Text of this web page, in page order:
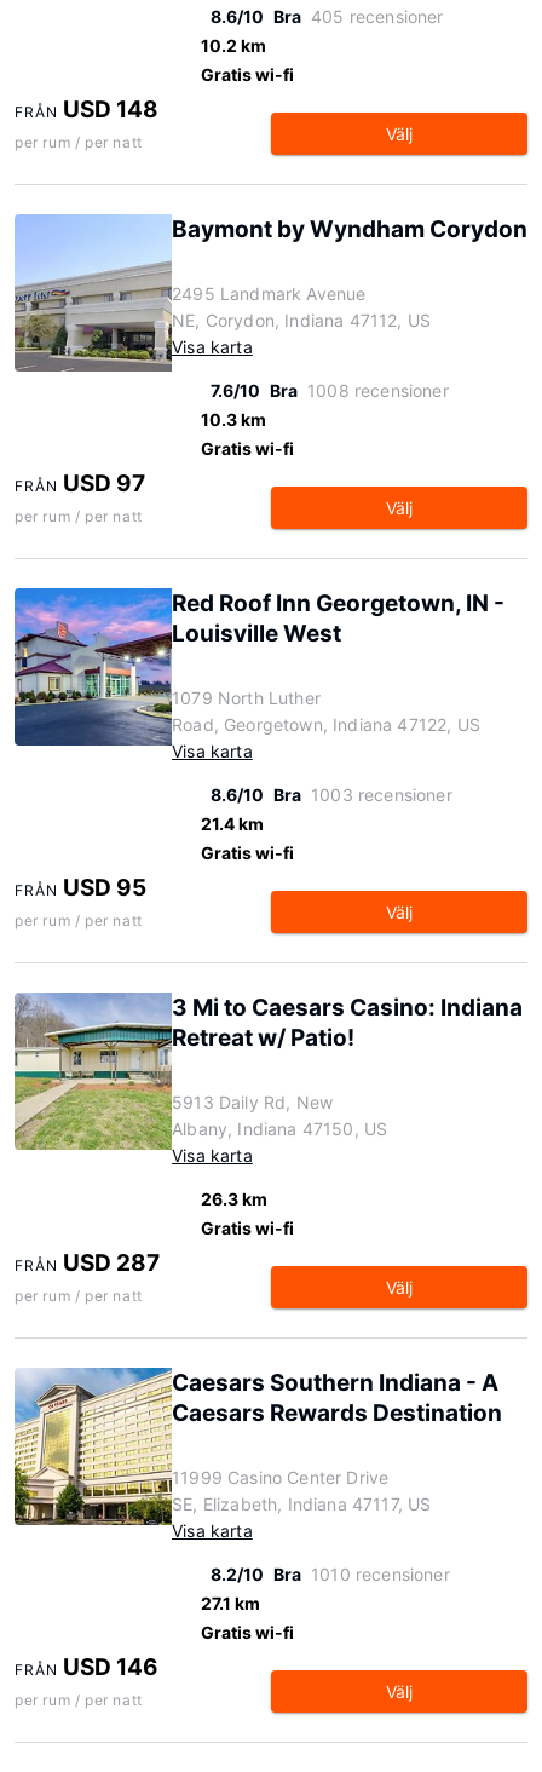
8.6/10 Bra 405 recensioner
10.2 km
Gratis wi-fi
FRÅN USD 148
per rum / per natt Välj
Baymont by Wyndham Corydon
2495 Landmark Avenue
NE, Corydon, Indiana 47112, US
Visa karta
7.6/10 Bra 1008 recensioner
10.3 km
Gratis wi-fi
FRÅN USD 97
per rum / per natt Välj
Red Roof Inn Georgetown, IN -
Louisville West
1079 North Luther
Road, Georgetown, Indiana 47122, US
Visa karta
8.6/10 Bra 1003 recensioner
21.4 km
Gratis wi-fi
FRÅN USD 95
per rum / per natt Välj
3 Mi to Caesars Casino: Indiana
Retreat w/ Patio!
5913 Daily Rd, New
Albany, Indiana 47150, US
Visa karta
26.3 km
Gratis wi-fi
FRÅN USD 287
per rum / per natt Välj
Caesars Southern Indiana - A
Caesars Rewards Destination
11999 Casino Center Drive
SE, Elizabeth, Indiana 47117, US
Visa karta
8.2/10 Bra 1010 recensioner
27.1 km
Gratis wi-fi
FRÅN USD 146
per rum / per natt Välj